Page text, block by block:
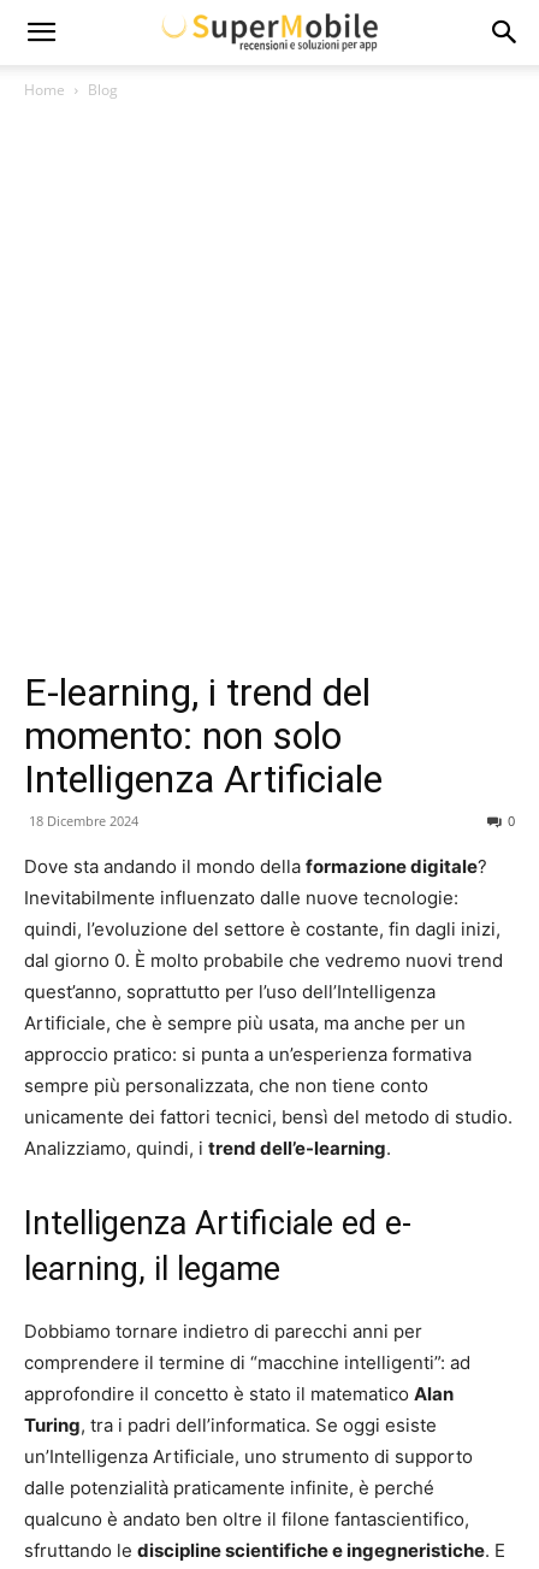
Super
Home Blog
E-learning, i trend del
momento: non solo
Intelligenza Artificiale
18 Dicembre 2024 0
Dove sta andando il mondo della formazione digitale?
Inevitabilmente influenzato dalle nuove tecnologie:
quindi, l’evoluzione del settore è costante, fin dagli inizi,
dal giorno 0. È molto probabile che vedremo nuovi trend
quest’anno, soprattutto per l’uso dell’Intelligenza
Artificiale, che è sempre più usata, ma anche per un
approccio pratico: si punta a un’esperienza formativa
sempre più personalizzata, che non tiene conto
unicamente dei fattori tecnici, bensì del metodo di studio.
Analizziamo, quindi, i trend dell’e-learning.
Intelligenza Artificiale ed e-
learning, il legame
Dobbiamo tornare indietro di parecchi anni per
comprendere il termine di “macchine intelligenti”: ad
approfondire il concetto è stato il matematico Alan
Turing, tra i padri dell’informatica. Se oggi esiste
un’Intelligenza Artificiale, uno strumento di supporto
dalle potenzialità praticamente infinite, è perché
qualcuno è andato ben oltre il filone fantascientifico,
sfruttando le discipline scientifiche e ingegneristiche. E